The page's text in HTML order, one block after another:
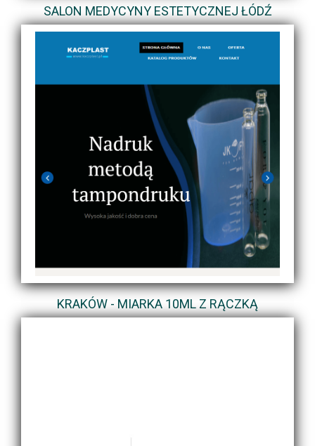
SALON MEDYCYNY ESTETYCZNEJ ŁÓDŹ
KRAKÓW - MIARKA 10ML Z RĄCZKĄ